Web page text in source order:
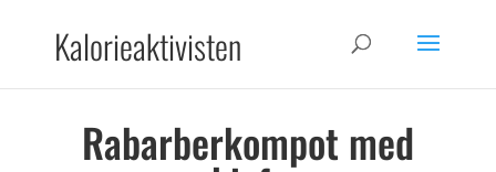
Kalorieaktivisten
Rabarberkompot med